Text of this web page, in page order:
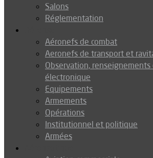
Salons
Réglementation
Aéronefs de combat
Aeronefs de transport et
Observation,
électronique
Equipements
Armements
Opérations
Institutionnel et politique
Armées